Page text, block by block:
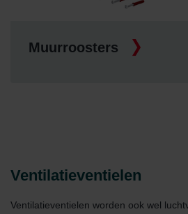
Muurroosters
Ventilatieventielen
Ventilatieventielen worden ook wel